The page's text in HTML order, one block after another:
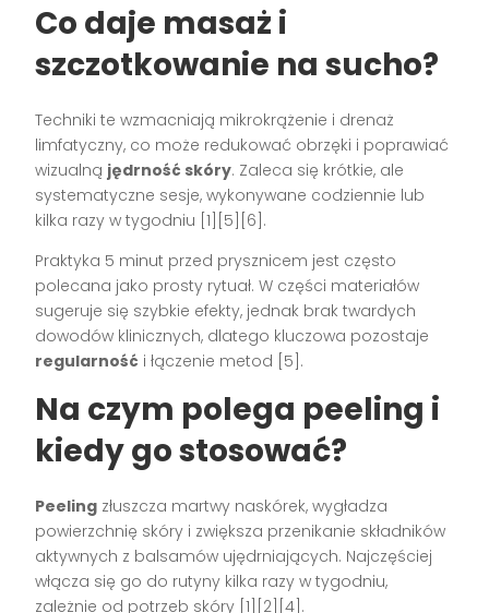
Co daje masaż i
szczotkowanie na sucho?
Techniki te wzmacniają mikrokrążenie i drenaż
limfatyczny, co może redukować obrzęki i poprawiać
wizualną jędrność skóry. Zaleca się krótkie, ale
systematyczne sesje, wykonywane codziennie lub
kilka razy w tygodniu [1][5][6].
Praktyka 5 minut przed prysznicem jest często
polecana jako prosty rytuał. W części materiałów
sugeruje się szybkie efekty, jednak brak twardych
dowodów klinicznych, dlatego kluczowa pozostaje
regularność i łączenie metod [5].
Na czym polega peeling i
kiedy go stosować?
Peeling złuszcza martwy naskórek, wygładza
powierzchnię skóry i zwiększa przenikanie składników
aktywnych z balsamów ujędrniających. Najczęściej
włącza się go do rutyny kilka razy w tygodniu,
zależnie od potrzeb skóry [1][2][4].